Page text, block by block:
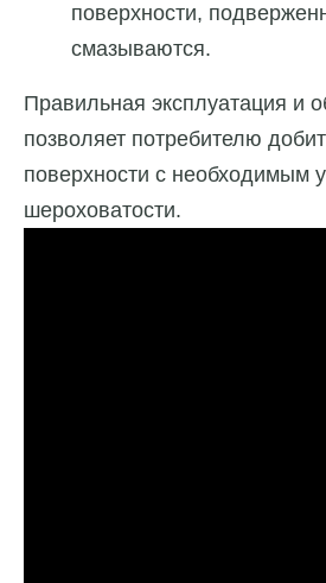
поверхности,
смазываются.
Правильная эксплуатация и
позволяет потребителю
поверхности с необходимым
шероховатости.